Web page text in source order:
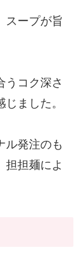
スープが旨
うコク深さ
じました。
ル発注のも
担担麺によ